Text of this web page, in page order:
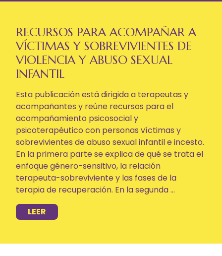
RECURSOS PARA ACOMPAÑAR A
VÍCTIMAS Y SOBREVIVIENTES DE
VIOLENCIA Y ABUSO SEXUAL
INFANTIL
Esta publicación está dirigida a terapeutas y
acompañantes y reúne recursos para el
acompañamiento psicosocial y
psicoterapéutico con personas víctimas y
sobrevivientes de abuso sexual infantil e incesto.
En la primera parte se explica de qué se trata el
enfoque género-sensitivo, la relación
terapeuta-sobreviviente y las fases de la
terapia de recuperación. En la segunda ...
LEER